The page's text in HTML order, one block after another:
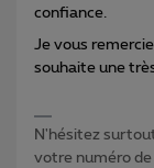
confiance.
Je vous
souhaite une
N'hésitez
votre numéro de